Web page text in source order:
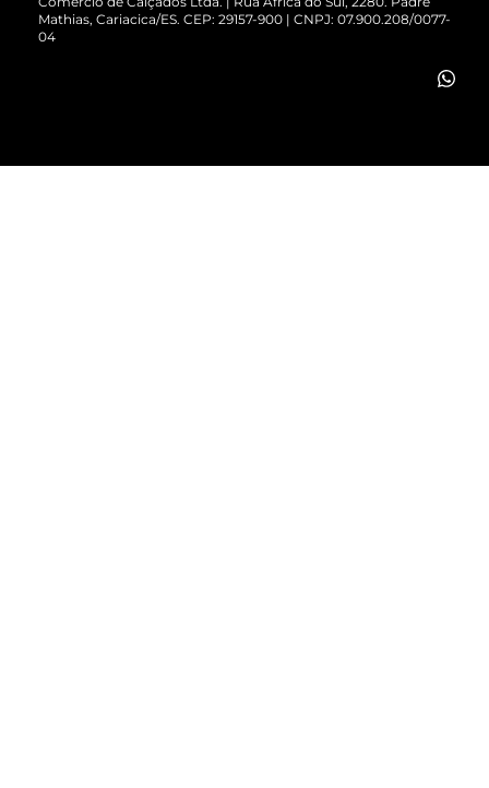
Vendas Corporativas
Mathias, Cariacica/ES. CEP: 29157-900 | CNPJ: 07.900.208/0077-
04